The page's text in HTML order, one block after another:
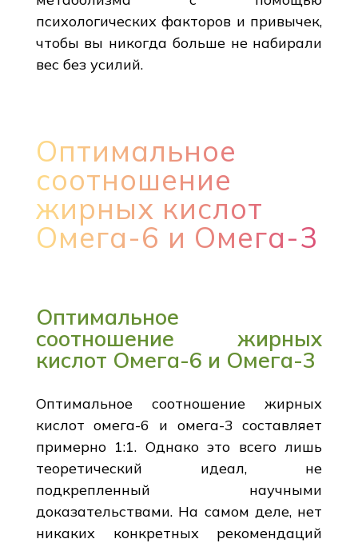
психологических факторов и привычек,
чтобы вы никогда больше не набирали
вес без усилий.
Оптимальное
соотношение
жирных кислот
Омега-6 и Омега-3
Оптимальное
соотношение жирных
кислот Омега-6 и Омега-3
Оптимальное соотношение жирных
кислот омега-6 и омега-3 составляет
примерно 1:1. Однако это всего лишь
теоретический идеал, не
подкрепленный научными
доказательствами. На самом деле, нет
никаких конкретных рекомендаций